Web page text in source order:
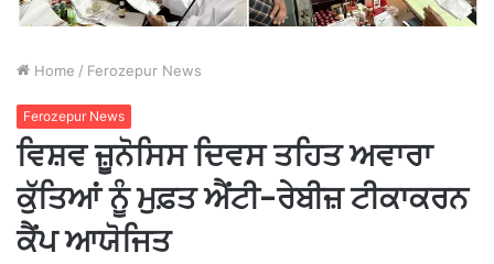
Home / Ferozepur News
Ferozepur News
ਵਿਸ਼ਵ ਜ਼ੂਨੋਸਿਸ ਦਿਵਸ ਤਹਿਤ ਅਵਾਰਾ
ਕੁੱਤਿਆਂ ਨੂੰ ਮੁਫ਼ਤ ਐਂਟੀ-ਰੇਬੀਜ਼ ਟੀਕਾਕਰਨ
ਕੈਂਪ ਆਯੋਜਿਤ